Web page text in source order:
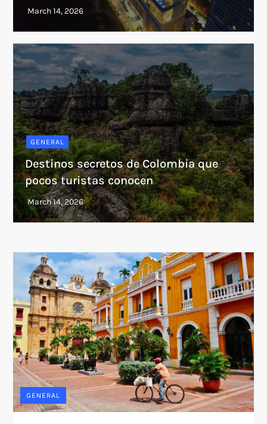
GENERAL
Destinos secretos de Colombia que
pocos turistas conocen
GENERAL